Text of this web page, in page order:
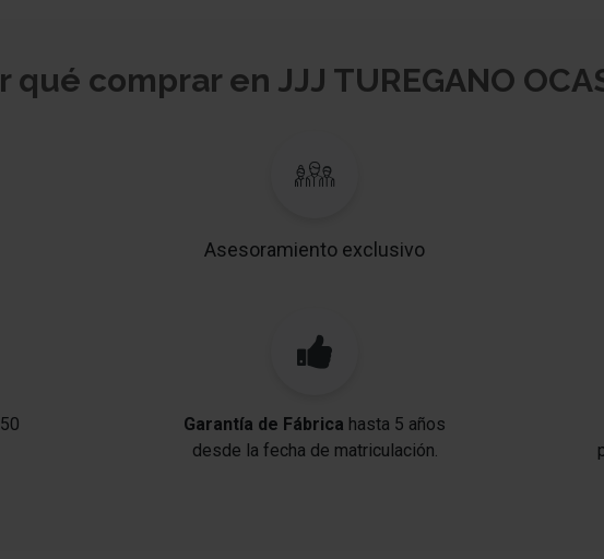
qué comprar en JJJ TUREGANO
Asesoramiento exclusivo
Garantía de Fábrica hasta 5 años
desde la fecha de matriculación.